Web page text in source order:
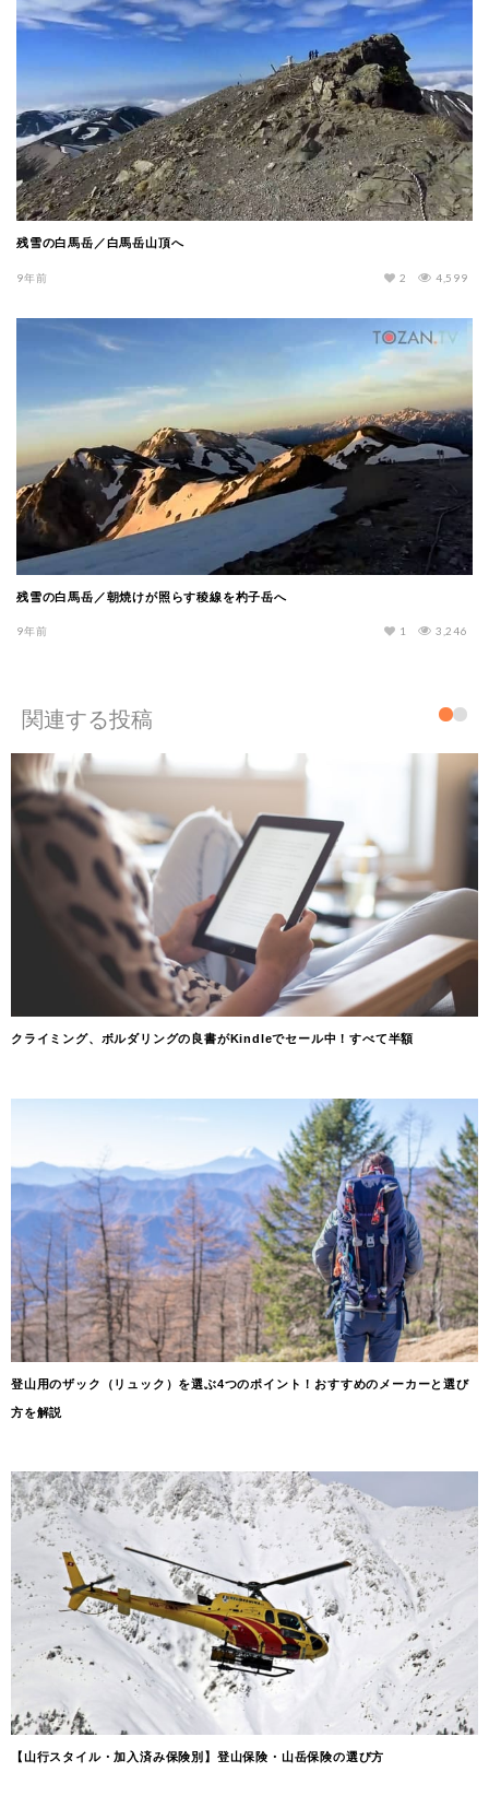
残雪の白馬岳／白馬岳山頂へ
9年前 4,599
2
残雪の白馬岳／朝焼けが照らす稜線を杓子岳へ
9年前 3,246
1
関連する投稿
クライミング、ボルダリングの良書がKindleでセール中！すべて半額
登山用のザック（リュック）を選ぶ4つのポイント！おすすめのメーカーと選び
方を解説
【山行スタイル・加入済み保険別】登山保険・山岳保険の選び方